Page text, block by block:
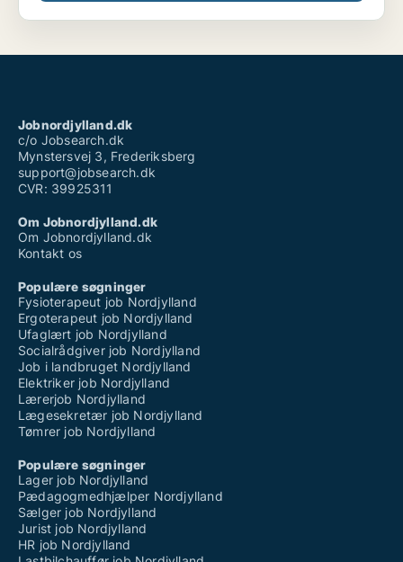
Jobnordjylland.dk
c/o Jobsearch.dk
Mynstersvej 3, Frederiksberg
support@jobsearch.dk
CVR: 39925311
Om Jobnordjylland.dk
Om Jobnordjylland.dk
Kontakt os
Populære søgninger
Fysioterapeut job Nordjylland
Ergoterapeut job Nordjylland
Ufaglært job Nordjylland
Socialrådgiver job Nordjylland
Job i landbruget Nordjylland
Elektriker job Nordjylland
Lærerjob Nordjylland
Lægesekretær job Nordjylland
Tømrer job Nordjylland
Populære søgninger
Lager job Nordjylland
Pædagogmedhjælper Nordjylland
Sælger job Nordjylland
Jurist job Nordjylland
HR job Nordjylland